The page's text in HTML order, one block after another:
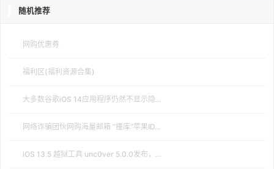
随机推荐
网购优惠券
福利区(福利资源合集)
大多数谷歌iOS 14应用程序仍然不显示隐...
网络诈骗团伙网购海量邮箱 “撞库”苹果ID...
iOS 13.5 越狱工具 unc0ver 5.0.0发布，...